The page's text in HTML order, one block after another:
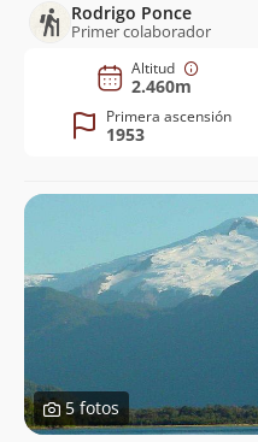
Rodrigo Ponce
Primer colaborador
Altitud
2.460m
Primera ascensión
1953
5 fotos